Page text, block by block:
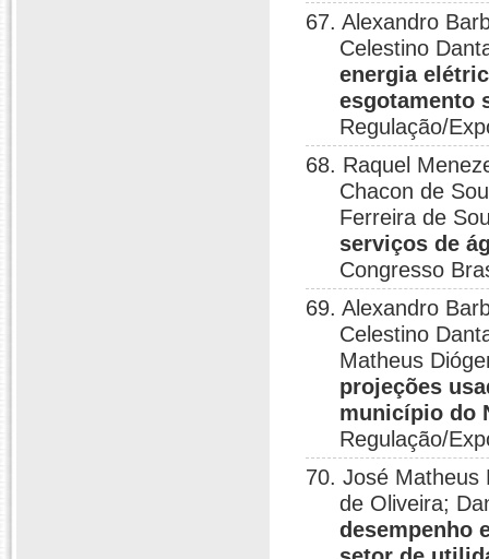
67. Alexandro
Celestino
energia
esgotamento
Regulação/
68. Raquel
Chacon de
Ferreira de
serviços de
Congresso
69. Alexandro
Celestino
Matheus
projeções
município do
Regulação/
70. José Matheus
de Oliveira;
desempenho